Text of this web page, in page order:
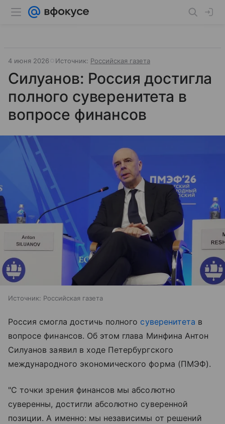
4 июня 2026 Источник: Российская газета
Силуанов: Россия достигла
полного суверенитета в
вопросе финансов
Источник: Российская газета
Россия смогла достичь полного суверенитета в
вопросе финансов. Об этом глава Минфина Антон
Силуанов заявил в ходе Петербургского
международного экономического форма (ПМЭФ).
"С точки зрения финансов мы абсолютно
суверенны, достигли абсолютно суверенной
позиции. А именно: мы независимы от решений